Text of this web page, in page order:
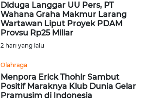
Diduga Langgar UU Pers, PT
Wahana Graha Makmur Larang
Wartawan Liput Proyek PDAM
Provsu Rp25 Miliar
2 hari yang lalu
Olahraga
Menpora Erick Thohir Sambut
Positif Maraknya Klub Dunia Gelar
Pramusim di Indonesia